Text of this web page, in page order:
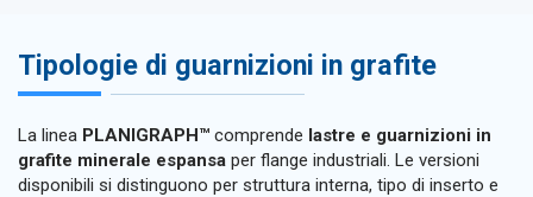
Tipologie di guarnizioni in grafite
La linea PLANIGRAPH™ comprende lastre e guarnizioni in
grafite minerale espansa per flange industriali. Le versioni
disponibili si distinguono per struttura interna, tipo di inserto e